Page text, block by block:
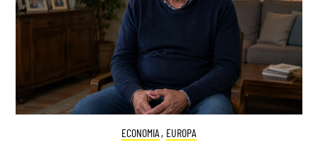
ECONOMIA , EUROPA